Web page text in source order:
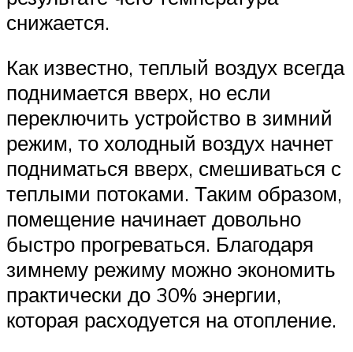
снижается.
Как известно, теплый воздух всегда
поднимается вверх, но если
переключить устройство в зимний
режим, то холодный воздух начнет
подниматься вверх, смешиваться с
теплыми потоками. Таким образом,
помещение начинает довольно
быстро прогреваться. Благодаря
зимнему режиму можно экономить
практически до 30% энергии,
которая расходуется на отопление.